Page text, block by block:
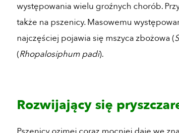
występowania wielu groźnych chorób.
także na pszenicy. Masowemu
najczęściej pojawia się mszyca zbożowa (
(Rhopalosiphum padi).
Rozwijający się